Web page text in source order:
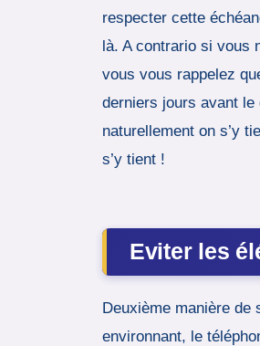
respecter cette
là. A contrario si vous
vous vous rappelez
derniers jours avant
naturellement on s’y
s’y tient !
Eviter les
Deuxième manière de
environnant, le